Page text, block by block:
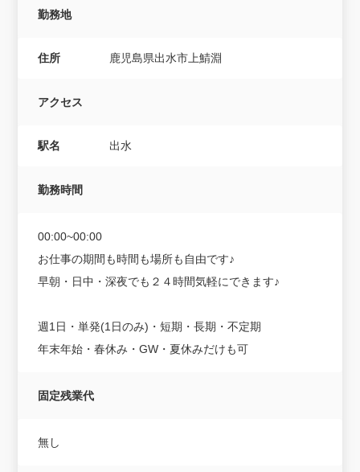
勤務地
住所 鹿児島県出水市上鯖淵
アクセス
駅名 出水
勤務時間
00:00~00:00
お仕事の期間も時間も場所も自由です♪
早朝・日中・深夜でも２４時間気軽にできます♪
週1日・単発(1日のみ)・短期・長期・不定期
年末年始・春休み・GW・夏休みだけも可
固定残業代
無し